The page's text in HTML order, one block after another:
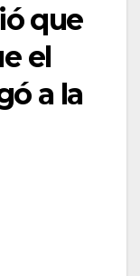
que
el
a la